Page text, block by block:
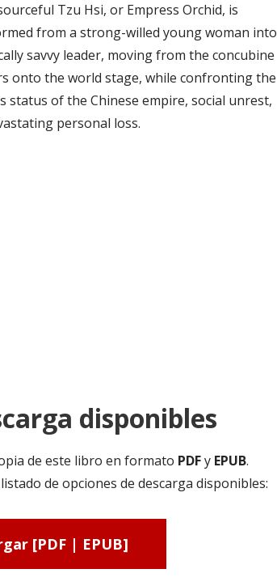
Tzu Hsi, or Empress Orchid, is
from a strong-willed young woman into
savvy leader, moving from the concubine
onto the world stage, while confronting the
status of the Chinese empire, social unrest,
personal loss.
disponibles
de este libro en formato PDFy EPUB.
de opciones de descarga disponibles:
[PDF | EPUB]